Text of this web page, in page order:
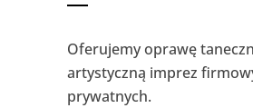
Oferujemy oprawę
artystyczną imprez
prywatnych.